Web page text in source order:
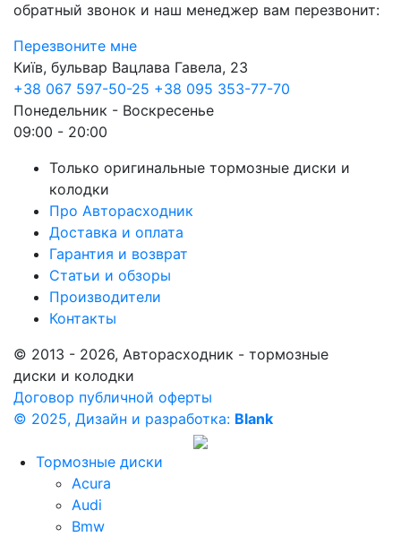
обратный звонок и наш менеджер вам перезвонит:
Перезвоните мне
Київ, бульвар Вацлава Гавела, 23
+38 067 597-50-25 +38 095 353-77-70
Понедельник - Воскресенье
09:00 - 20:00
Только оригинальные тормозные диски и
колодки
Про Авторасходник
Доставка и оплата
Гарантия и возврат
Статьи и обзоры
Производители
Контакты
© 2013 - 2026, Авторасходник - тормозные
диски и колодки
Договор публичной оферты
© 2025, Дизайн и разработка: Blank
Тормозные диски
Acura
Audi
Bmw